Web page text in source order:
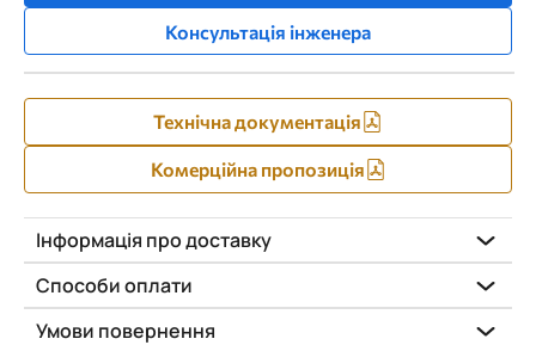
Консультація інженера
Технічна документація
Комерційна пропозиція
Інформація про доставку
Способи оплати
Умови повернення